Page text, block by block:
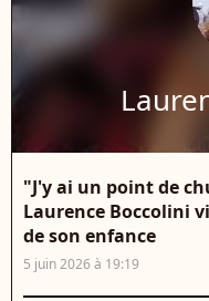
"J'y ai un point de
Laurence Boccolini
de son enfance
5 juin 2026 à 19:19